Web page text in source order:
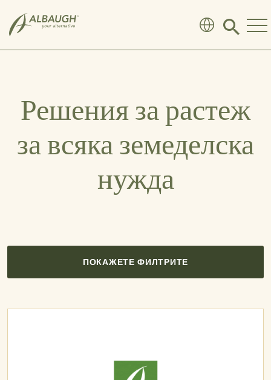
Click
search
Решения за растеж
за всяка земеделска
нужда
ПОКАЖЕТЕ ФИЛТРИТЕ